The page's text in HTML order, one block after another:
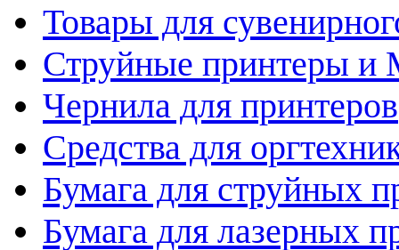
Товары для
Струйные принтеры
Чернила для принтеров
Средства для
Бумага для струйных
Бумага для лазерных